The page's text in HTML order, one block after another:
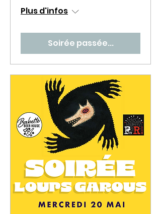
Plus d'infos
Soirée passée...